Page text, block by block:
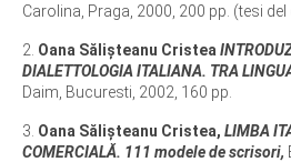
Carolina, Praga, 2000, 200 pp. (tesi
2. Oana Sălișteanu Cristea
DIALETTOLOGIA ITALIANA. TRA
Daim, Bucuresti, 2002, 160 pp.
3. Oana Sălișteanu Cristea, LIMBA
COMERCIALĂ. 111 modele de scrisori,